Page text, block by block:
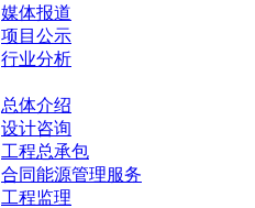
媒体报道
项目公示
行业分析
总体介绍
设计咨询
工程总承包
合同能源管理服务
工程监理